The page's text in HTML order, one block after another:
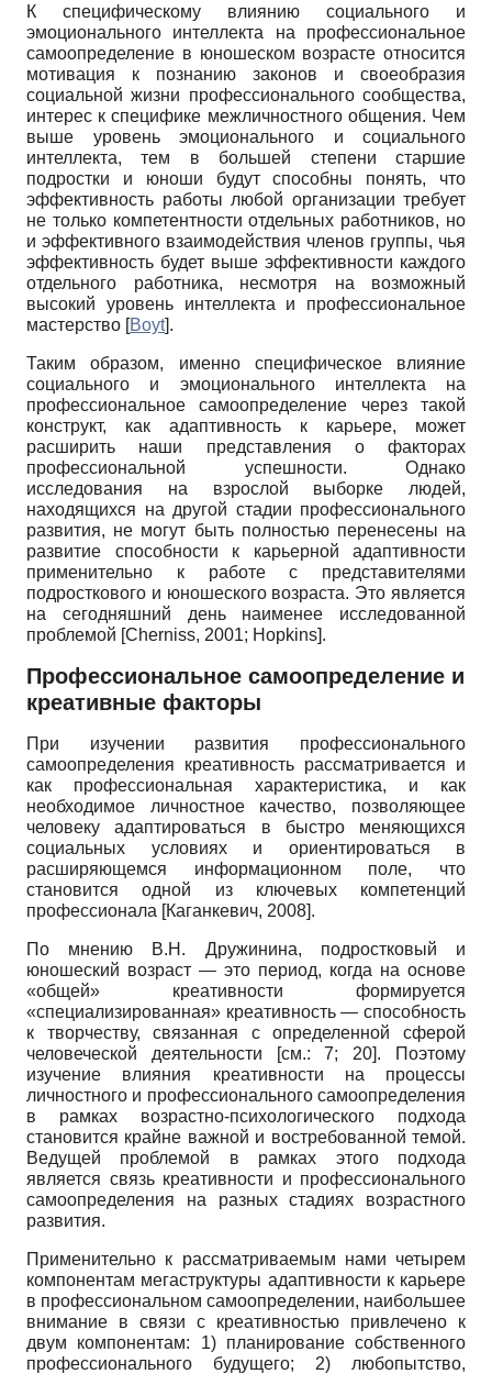
К специфическому влиянию социального и
эмоционального интеллекта на профессиональное
самоопределение в юношеском возрасте относится
мотивация к познанию законов и своеобразия
социальной жизни профессионального сообщества,
интерес к специфике межличностного общения. Чем
выше уровень эмоционального и социального
интеллекта, тем в большей степени старшие
подростки и юноши будут способны понять, что
эффективность работы любой организации требует
не только компетентности отдельных работников, но
и эффективного взаимодействия членов группы, чья
эффективность будет выше эффективности каждого
отдельного работника, несмотря на возможный
высокий уровень интеллекта и профессиональное
мастерство [Boyt].
Таким образом, именно специфическое влияние
социального и эмоционального интеллекта на
профессиональное самоопределение через такой
кон­структ, как адаптивность к карьере, может
расширить наши представления о факторах
профессиональной успешности. Однако
исследования на взрослой выборке людей,
находящихся на другой стадии профессионального
развития, не могут быть полностью перенесены на
развитие способности к карьерной адаптивности
применительно к работе с представителями
подросткового и юношеского возраста. Это является
на сегодняшний день наименее исследованной
проблемой [Cherniss, 2001; Hopkins].
Профессиональное самоопределение и
креативные факторы
При изучении развития профессионального
самоопределения креативность рассматривается и
как профессиональная характеристика, и как
необходимое личностное качество, позволяющее
человеку адаптироваться в быстро меняющихся
социальных условиях и ориентироваться в
расширяющемся информационном поле, что
становится одной из ключевых компетенций
профессионала [Каганкевич, 2008].
По мнению В.Н. Дружинина, подростковый и
юношеский возраст — это период, когда на основе
«общей» креативности формируется
«специализированная» креативность—способность
к творчеству, связанная с определенной сферой
человеческой деятельности [см.:7; 20].
Поэтому
изучение влияния креативности на процессы
личностного и профессионального самоопределения
в рамках возрастно-психологического подхода
становится крайне важной и востребованной темой.
Ведущей проблемой в рамках этого подхода
является связь креативности и профессионального
самоопределения на разных стадиях возрастного
развития.
Применительно к рассматриваемым нами четырем
компонентам мегаструктуры адаптивности к карьере
в профессиональном самоопределении, наибольшее
внимание в связи с креативностью привлечено к
двум компонентам: 1) планирование собственного
профессионального будущего; 2) любопытство,